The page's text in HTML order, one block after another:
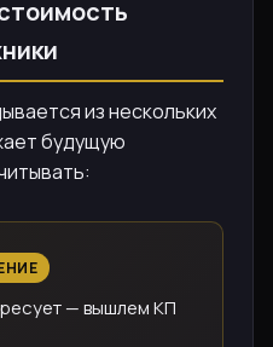
из нескольких
будущую
— вышлем КП